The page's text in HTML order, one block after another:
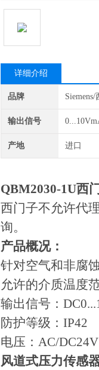
详细介绍
品牌
输出信号
产地 进口
QBM2030-1U西
西门子不允许代
询。
产品概况：
针对空气和非腐
允许的介质温度
输出信号：
防护等级：IP42
电压：AC/DC24V
风道式压力传感